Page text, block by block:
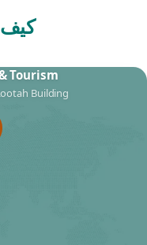
كيف
Tourism
Building